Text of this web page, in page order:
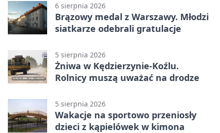
6 sierpnia 2026
Brązowy medal z Warszawy. Młodzi
siatkarze odebrali gratulacje
5 sierpnia 2026
Żniwa w Kędzierzynie-Koźlu.
Rolnicy muszą uważać na drodze
5 sierpnia 2026
Wakacje na sportowo przeniosły
dzieci z kąpielówek w kimona